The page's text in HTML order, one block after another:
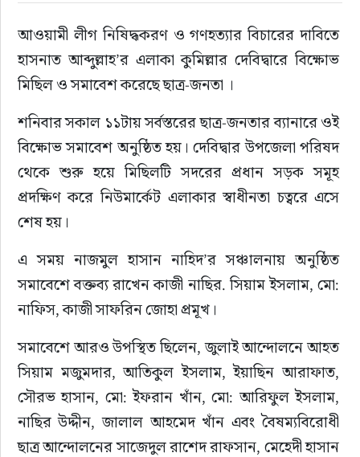
রাজনীতি
নির্বাচন
আলোচিত সংবাদ
ই-পেপার
আওয়ামী লীগ নিষিদ্ধকরণ ও গণহত্যার বিচারের দাবিতে
হাসনাত আব্দুল্লাহ’র এলাকা কুমিল্লার দেবিদ্বারে বিক্ষোভ
মিছিল ও সমাবেশ করেছে ছাত্র-জনতা ।
শনিবার সকাল ১১টায় সর্বস্তরের ছাত্র-জনতার ব্যানারে ওই
বিক্ষোভ সমাবেশ অনুষ্ঠিত হয়। দেবিদ্বার উপজেলা পরিষদ
থেকে শুরু হয়ে মিছিলটি সদরের প্রধান সড়ক সমূহ
প্রদক্ষিণ করে নিউমার্কেট এলাকার স্বাধীনতা চত্বরে এসে
শেষ হয়।
এ সময় নাজমুল হাসান নাহিদ’র সঞ্চালনায় অনুষ্ঠিত
সমাবেশে বক্তব্য রাখেন কাজী নাছির. সিয়াম ইসলাম, মো:
নাফিস, কাজী সাফরিন জোহা প্রমূখ।
সমাবেশে আরও উপস্থিত ছিলেন, জুলাই আন্দোলনে আহত
সিয়াম মজুমদার, আতিকুল ইসলাম, ইয়াছিন আরাফাত,
সৌরভ হাসান, মো: ইফরান খাঁন, মো: আরিফুল ইসলাম,
নাছির উদ্দীন, জালাল আহমেদ খাঁন এবং বৈষম্যবিরোধী
ছাত্র আন্দোলনের সাজেদুল রাশেদ রাফসান, মেহেদী হাসান